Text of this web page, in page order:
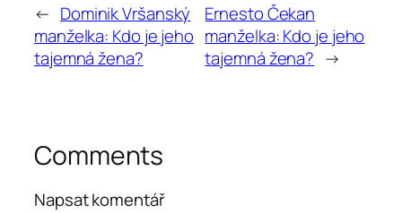
← Dominik Vršanský
manželka: Kdo je jeho
tajemná žena?
Ernesto Čekan
manželka: Kdo je jeho
tajemná žena? →
Comments
Napsat komentář